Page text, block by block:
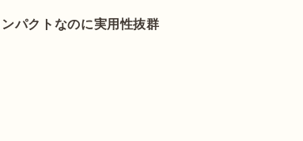
パクトなのに実用性抜群